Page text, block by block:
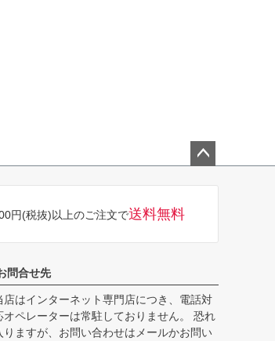
円(税抜)以上のご注文で送料無料
問合せ先
店はインターネット専門店につき、電話対
オペレーターは常駐しておりません。 恐れ
りますが、お問い合わせはメールかお問い